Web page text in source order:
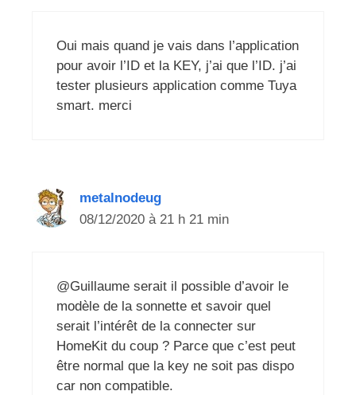
Oui mais quand je vais dans l’application
pour avoir l’ID et la KEY, j’ai que l’ID. j’ai
tester plusieurs application comme Tuya
smart. merci
metalnodeug
08/12/2020 à 21 h 21 min
@Guillaume serait il possible d’avoir le
modèle de la sonnette et savoir quel
serait l’intérêt de la connecter sur
HomeKit du coup ? Parce que c’est peut
être normal que la key ne soit pas dispo
car non compatible.